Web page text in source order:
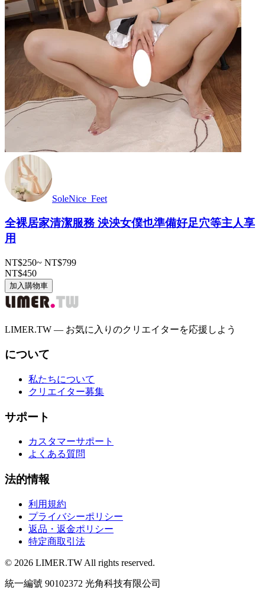
SoleNice_Feet
全裸居家清潔服務 泱泱女僕也準備好足穴等主人享
用
NT$250~ NT$799
NT$450
加入購物車
LIMER.TW — お気に入りのクリエイターを応援しよう
について
私たちについて
クリエイター募集
サポート
カスタマーサポート
よくある質問
法的情報
利用規約
プライバシーポリシー
返品・返金ポリシー
特定商取引法
© 2026 LIMER.TW All rights reserved.
統一編號 90102372 光角科技有限公司